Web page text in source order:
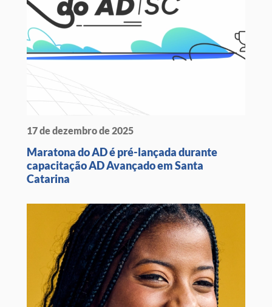
17 de dezembro de 2025
Maratona do AD é pré-lançada durante
capacitação AD Avançado em Santa
Catarina